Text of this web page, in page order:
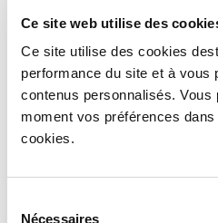
Ce site web utilise des
Ce site utilise des cookies
performance du site et à vous
contenus personnalisés. Vous
moment vos préférences
cookies.
Nécessaires
Vente Activités Entrepôts
LANTHENAY
41200 ROMORANTIN